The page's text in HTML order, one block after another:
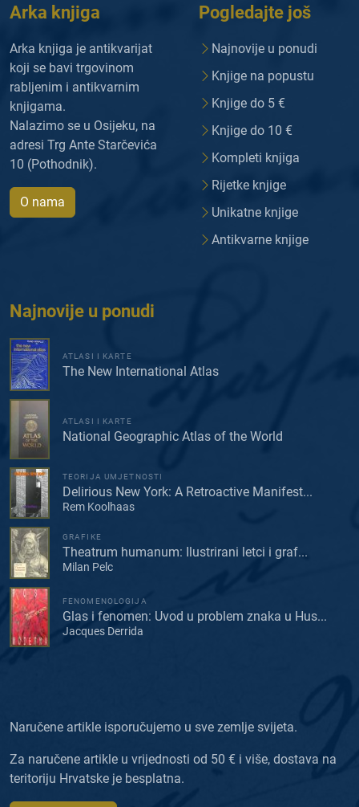
Arka knjiga
Arka knjiga je antikvarijat
koji se bavi trgovinom
rabljenim i antikvarnim
knjigama.
Nalazimo se u Osijeku, na
adresi Trg Ante Starčevića
10 (Pothodnik).
O nama
Pogledajte još
Najnovije u ponudi
Knjige na popustu
Knjige do 5 €
Knjige do 10 €
Kompleti knjiga
Rijetke knjige
Unikatne knjige
Antikvarne knjige
Najnovije u ponudi
ATLASI I KARTE
The New International Atlas
ATLASI I KARTE
National Geographic Atlas of the World
TEORIJA UMJETNOSTI
Delirious New York: A Retroactive Manifest...
Rem Koolhaas
GRAFIKE
Theatrum humanum: Ilustrirani letci i graf...
Milan Pelc
FENOMENOLOGIJA
Glas i fenomen: Uvod u problem znaka u Hus...
Jacques Derrida
Naručene artikle isporučujemo u sve zemlje svijeta.
Za naručene artikle u vrijednosti od 50 € i više, dostava na
teritoriju Hrvatske je besplatna.